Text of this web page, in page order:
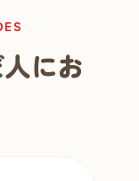
にお